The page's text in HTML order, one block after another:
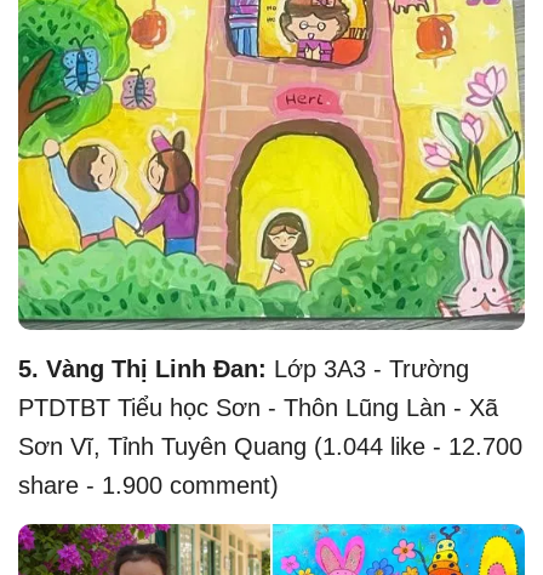
5. Vàng Thị Linh Đan: Lớp 3A3 - Trường
PTDTBT Tiểu học Sơn - Thôn Lũng Làn - Xã
Sơn Vĩ, Tỉnh Tuyên Quang (1.044 like - 12.700
share - 1.900 comment)